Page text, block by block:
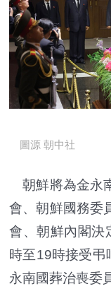
圖源 朝中社
朝鮮將為金永
會、朝鮮國務委
會、朝鮮內閣決
時至19時接受弔
永南國葬治喪委